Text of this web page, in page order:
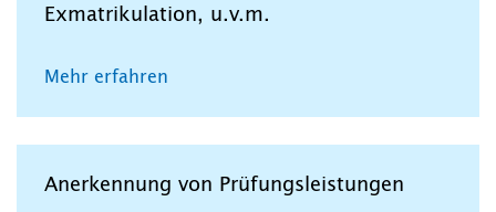
Exmatrikulation, u.v.m.
Mehr erfahren
Anerkennung von Prüfungsleistungen